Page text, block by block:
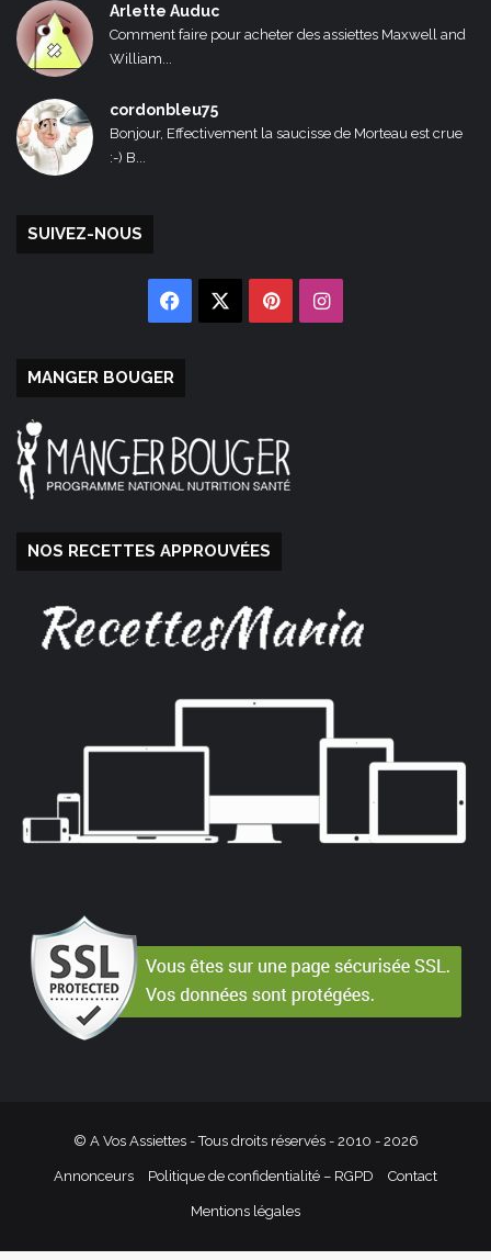
Arlette Auduc
Comment faire pour acheter des assiettes Maxwell and
William...
cordonbleu75
Bonjour, Effectivement la saucisse de Morteau est crue
:-) B...
SUIVEZ-NOUS
Facebook PinterestInstagram
MANGER BOUGER
NOS RECETTES APPROUVÉES
© A Vos Assiettes - Tous droits réservés - 2010 - 2026
Annonceurs Politique de confidentialité – RGPD Contact
Mentions légales